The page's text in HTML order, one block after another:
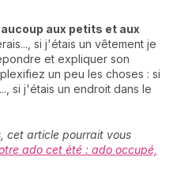
aux petits et aux
si j'étais un vêtement je
et expliquer son
un peu les choses : si
si j'étais un endroit dans le
cet article pourrait vous
ado cet été : ado occupé,